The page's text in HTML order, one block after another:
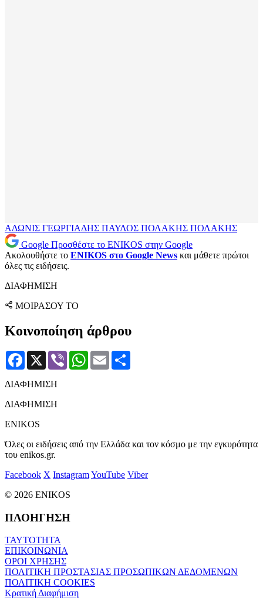
ΑΔΩΝΙΣ ΓΕΩΡΓΙΑΔΗΣ ΠΑΥΛΟΣ ΠΟΛΑΚΗΣ ΠΟΛΑΚΗΣ
Google Προσθέστε το ENIKOS στην Google
Ακολουθήστε το ENIKOS στο Google News και μάθετε πρώτοι
όλες τις ειδήσεις.
ΔΙΑΦΗΜΙΣΗ
ΜΟΙΡΑΣΟΥ ΤΟ
Κοινοποίηση άρθρου
Facebook
X Viber WhatsApp
Email
ΔΙΑΦΗΜΙΣΗ
ΔΙΑΦΗΜΙΣΗ
ENIKOS
Όλες οι ειδήσεις από την Ελλάδα και τον κόσμο με την εγκυρότητα
του enikos.gr.
Facebook X InstagramYouTube Viber
© 2026 ENIKOS
ΠΛΟΗΓΗΣΗ
ΤΑΥΤΟΤΗΤΑ
ΕΠΙΚΟΙΝΩΝΙΑ
ΟΡΟΙ ΧΡΗΣΗΣ
ΠΟΛΙΤΙΚΗ ΠΡΟΣΤΑΣΙΑΣ ΠΡΟΣΩΠΙΚΩΝ ΔΕΔΟΜΕΝΩΝ
ΠΟΛΙΤΙΚΗ COOKIES
Κρατική Διαφήμιση